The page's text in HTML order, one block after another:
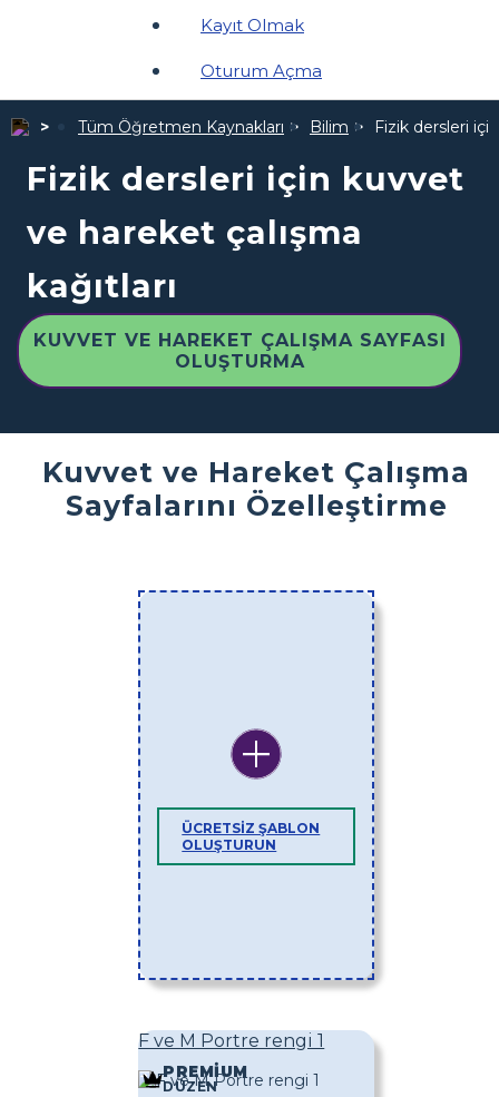
Kayıt Olmak
Oturum Açma
Tüm Öğretmen Kaynakları Bilim Fizik dersleri
Fizik dersleri için kuvvet
ve hareket çalışma
kağıtları
KUVVET VE HAREKET ÇALIŞMA SAYFASI
OLUŞTURMA
Kuvvet ve Hareket Çalışma
Sayfalarını Özelleştirme
ÜCRETSIZ ŞABLON
OLUŞTURUN
F ve M Portre rengi 1
PREMIUM
DÜZEN